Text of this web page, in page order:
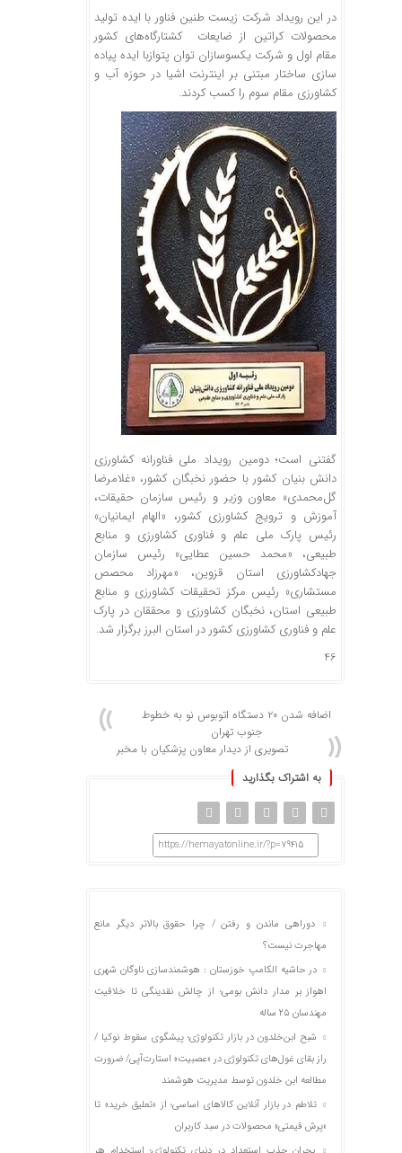
در این رویداد شرکت زیست طنین فناور با ایده تولید
محصولات کراتین از ضایعات کشتارگاه‌های کشور
مقام اول و شرکت یکسوسازان توان پتوازبا ایده پیاده
سازی ساختار مبتنی بر اینترنت اشیا در حوزه آب و
کشاورزی مقام سوم را کسب کردند.
گفتنی است؛ دومین رویداد ملی فناورانه کشاورزی
دانش بنیان کشور با حضور نخبگان کشور، «غلامرضا
گل‌محمدی» معاون وزیر و رئیس سازمان حقیقات،
آموزش و ترویج کشاورزی کشور، «الهام ایمانیان»
رئیس پارک ملی علم و فناوری کشاورزی و منابع
طبیعی، «محمد حسین عطایی» رئیس سازمان
جهادکشاورزی استان قزوین، «مهرزاد محصص
مستشاری» رئیس مرکز تحقیقات کشاورزی و منابع
طبیعی استان، نخبگان کشاورزی و محققان در پارک
علم و فناوری کشاورزی کشور در استان البرز برگزار شد.
46
اضافه شدن ۲۰ دستگاه اتوبوس نو به خطوط
جنوب تهران
تصویری از دیدار معاون پزشکیان با مخبر
به اشتراک بگذارید
https://hemayatonline.ir/?p=79415
دوراهی ماندن و رفتن / چرا حقوق بالاتر دیگر مانع
مهاجرت نیست؟
در حاشیه الکامپ خوزستان : هوشمندسازی ناوگان شهری
اهواز بر مدار دانش بومی؛ از چالش نقدینگی تا خلاقیت
مهندسان ۲۵ ساله
شبح ابن‌خلدون در بازار تکنولوژی؛ پیشگوی سقوط نوکیا /
راز بقای غول‌های تکنولوژی در «عصبیت» استارت‌آپی/ ضرورت
مطالعه ابن خلدون توسط مدیریت هوشمند
تلاطم در بازار آنلاین کالاهای اساسی؛ از «تعلیق خرید» تا
«پرش قیمتی» محصولات در سبد کاربران